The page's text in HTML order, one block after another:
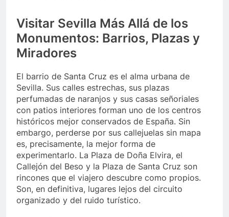
Visitar Sevilla Más Allá de los
Monumentos: Barrios, Plazas y
Miradores
El barrio de Santa Cruz es el alma urbana de
Sevilla. Sus calles estrechas, sus plazas
perfumadas de naranjos y sus casas señoriales
con patios interiores forman uno de los centros
históricos mejor conservados de España. Sin
embargo, perderse por sus callejuelas sin mapa
es, precisamente, la mejor forma de
experimentarlo. La Plaza de Doña Elvira, el
Callejón del Beso y la Plaza de Santa Cruz son
rincones que el viajero descubre como propios.
Son, en definitiva, lugares lejos del circuito
organizado y del ruido turístico.